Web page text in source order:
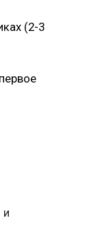
(2-3
и